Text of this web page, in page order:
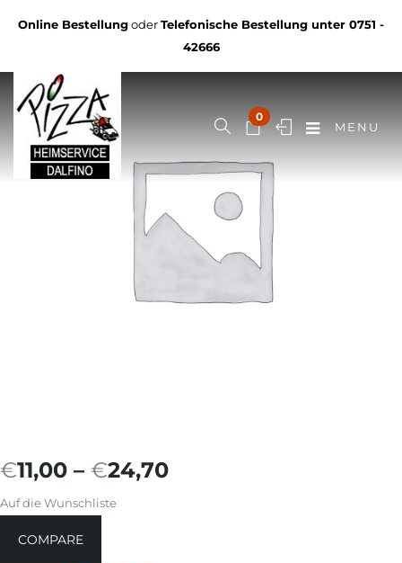
Online BestellungoderTelefonische Bestellung unter 0751 -
42666
0
MENU
€11,00 – €24,70
Auf die Wunschliste
COMPARE